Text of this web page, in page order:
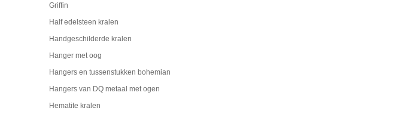
Griffin
Half edelsteen kralen
Handgeschilderde kralen
Hanger met oog
Hangers en tussenstukken bohemian
Hangers van DQ metaal met ogen
Hematite kralen